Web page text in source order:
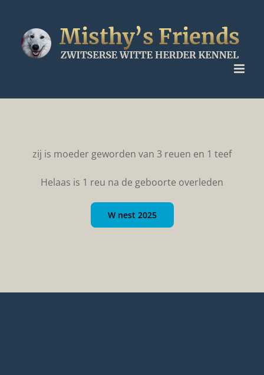
inhoud
zij is moeder geworden van 3 reuen en 1 teef
Helaas is 1 reu na de geboorte overleden
W nest 2025